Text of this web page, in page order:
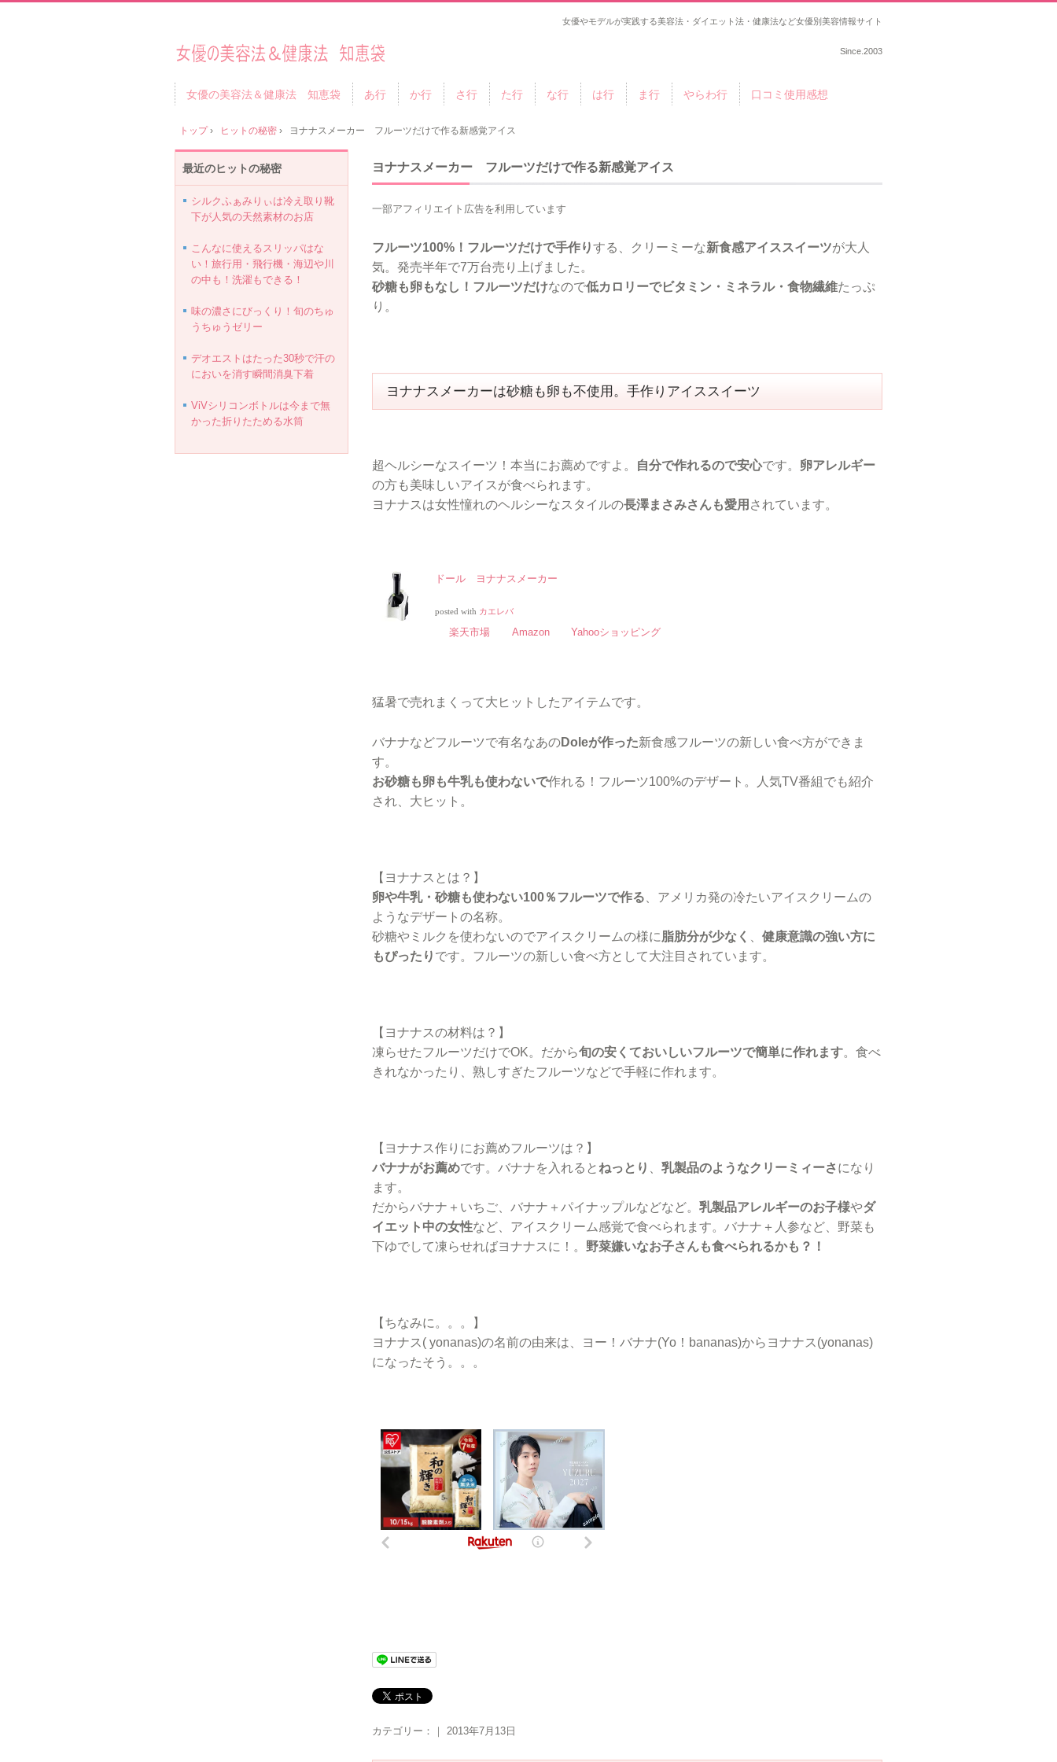
女優やモデルが実践する美容法・ダイエット法・健康法など女優別美容情報サイト
Since.2003
女優の美容法＆健康法 知恵袋 あ行 か行 さ行 た行 な行 は行 ま行 やらわ行 口コミ使用感想
トップ› ヒットの秘密 › ヨナナスメーカー フルーツだけで作る新感覚アイス
ヨナナスメーカー フルーツだけで作る新感覚アイス
一部アフィリエイト広告を利用しています
フルーツ100%！フルーツだけで手作りする、クリーミーな新食感アイススイーツが大人
気。発売半年で7万台売り上げました。
砂糖も卵もなし！フルーツだけなので低カロリーでビタミン・ミネラル・食物繊維たっぷ
り。
ヨナナスメーカーは砂糖も卵も不使用。手作りアイススイーツ
超ヘルシーなスイーツ！本当にお薦めですよ。 自分で作れるので安心です。 卵アレルギー
の方も美味しいアイスが食べられます。
ヨナナスは女性憧れのヘルシーなスタイルの長澤まさみさんも愛用 されています。
ドール ヨナナスメーカー
posted with カエレバ
楽天市場 Amazon Yahooショッピング
猛暑で売れまくって大ヒットしたアイテムです。
バナナなどフルーツで有名なあのDoleが作った新食感フルーツの新しい食べ方ができま
す。
お砂糖も卵も牛乳も使わないで作れる！フルーツ100%のデザート。人気TV番組でも紹介
され、大ヒット。
【ヨナナスとは？】
卵や牛乳・砂糖も使わない100％フルーツで作る 、アメリカ発の冷たいアイスクリームの
ようなデザートの名称。
砂糖やミルクを使わないのでアイスクリームの様に脂肪分が少なく
健康意識の強い方に
もぴったり です。フルーツの新しい食べ方として大注目されています。
【ヨナナスの材料は？】
凍らせたフルーツだけでOK。だから旬の安くておいしいフルーツで簡単に作れます。食べ
きれなかったり、熟しすぎたフルーツなどで手軽に作れます。
【ヨナナス作りにお薦めフルーツは？】
バナナがお薦めです。バナナを入れると ねっとり 乳製品のようなクリーミィーさになり
ます。
だからバナナ＋いちご、バナナ＋パイナップルなどなど。 乳製品アレルギーのお子様やダ
イエット中の女性など、アイスクリーム感覚で食べられます。バナナ＋人参など、野菜も
下ゆでして凍らせればヨナナスに！。 野菜嫌いなお子さんも食べられるかも？！
【ちなみに。。。】
ヨナナス( yonanas)の名前の由来は、ヨー！バナナ(Yo！bananas)からヨナナス(yonanas)
になったそう。。。
カテゴリー：｜ 2013年7月13日
最近のヒットの秘密
シルクふぁみりぃは冷え取り靴
下が人気の天然素材のお店
こんなに使えるスリッパはな
い！旅行用・飛行機・海辺や川
の中も！洗濯もできる！
味の濃さにびっくり！旬のちゅ
うちゅうゼリー
デオエストはたった30秒で汗の
においを消す瞬間消臭下着
ViVシリコンボトルは今まで無
かった折りたためる水筒